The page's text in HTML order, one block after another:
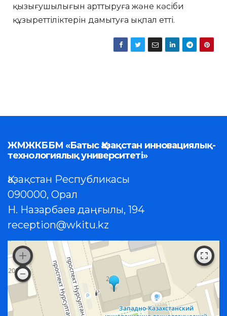
қызығушылығын арттыруға және кәсіби
құзыреттіліктерін дамытуға ықпал етті.
ЖМЖКББМ «Батыс Қазақстан инновациялық-
технологиялық университеті»
Қазақстан Республикасы
090000, Орал
Н. Назарбаев даңғылы, 194
reception@wkitu.kz